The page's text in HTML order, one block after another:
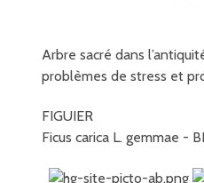
Arbre sacré dans
problèmes de stress et
FIGUIER
Ficus carica L. gemmae -